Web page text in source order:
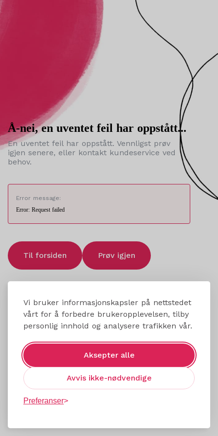
Vi bruker informasjonskapsler på nettstedet
vårt for å forbedre brukeropplevelsen, tilby
personlig innhold og analysere trafikken vår.
Aksepter alle
Avvis ikke-nødvendige
Preferanser
Å-nei, en uventet feil har oppstått...
En uventet feil har oppstått. Vennligst prøv
igjen senere, eller kontakt kundeservice ved
behov.
Error message:
Error: Request failed
Til forsiden Prøv igjen